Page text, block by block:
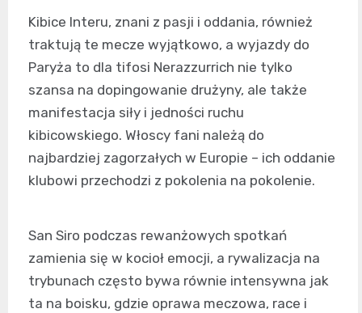
Kibice Interu, znani z pasji i oddania, również
traktują te mecze wyjątkowo, a wyjazdy do
Paryża to dla tifosi Nerazzurrich nie tylko
szansa na dopingowanie drużyny, ale także
manifestacja siły i jedności ruchu
kibicowskiego. Włoscy fani należą do
najbardziej zagorzałych w Europie – ich oddanie
klubowi przechodzi z pokolenia na pokolenie.
San Siro podczas rewanżowych spotkań
zamienia się w kocioł emocji, a rywalizacja na
trybunach często bywa równie intensywna jak
ta na boisku, gdzie oprawa meczowa, race i